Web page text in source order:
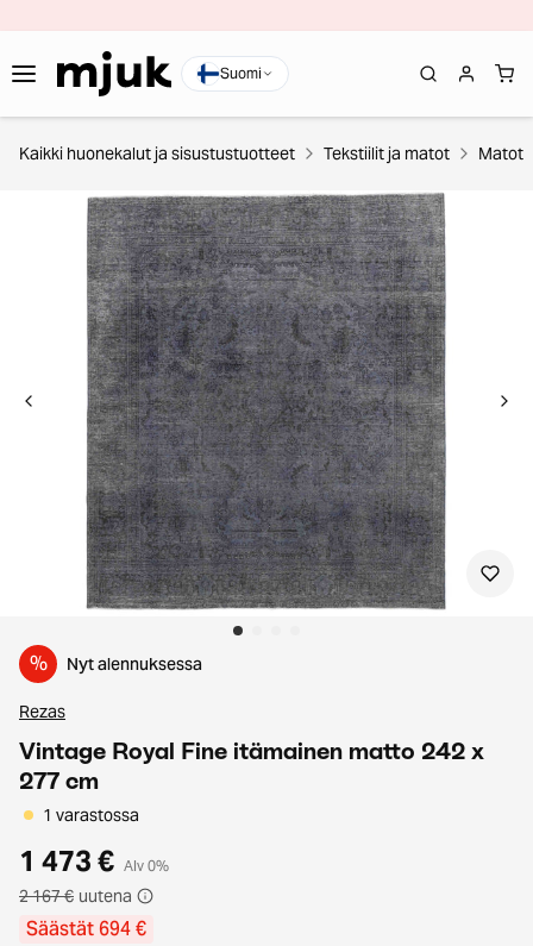
Suomi
Kaikki huonekalut ja sisustustuotteet Tekstiilit ja matot Matot
% Nyt alennuksessa
Rezas
Vintage Royal Fine itämainen matto 242 x
277 cm
1 varastossa
1 473 € Alv 0%
2 167 € uutena
Säästät 694 €